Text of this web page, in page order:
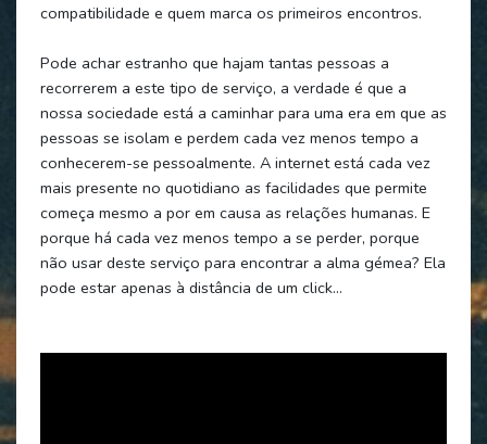
compatibilidade e quem marca os primeiros encontros.
Pode achar estranho que hajam tantas pessoas a
recorrerem a este tipo de serviço, a verdade é que a
nossa sociedade está a caminhar para uma era em que as
pessoas se isolam e perdem cada vez menos tempo a
conhecerem-se pessoalmente. A internet está cada vez
mais presente no quotidiano as facilidades que permite
começa mesmo a por em causa as relações humanas. E
porque há cada vez menos tempo a se perder, porque
não usar deste serviço para encontrar a alma gémea? Ela
pode estar apenas à distância de um click…